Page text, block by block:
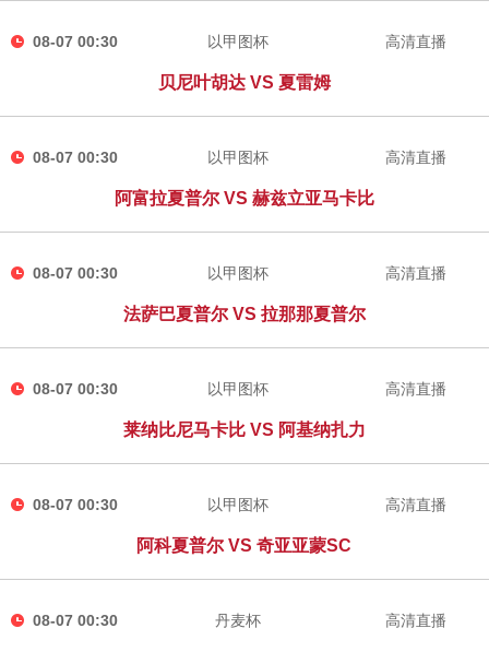
08-07 00:30 以甲图杯
贝尼叶胡达 VS 夏雷姆
高清直播
08-07 00:30 以甲图杯
阿富拉夏普尔 VS 赫兹立亚马卡比
高清直播
08-07 00:30 以甲图杯
法萨巴夏普尔 VS 拉那那夏普尔
高清直播
08-07 00:30 以甲图杯
莱纳比尼马卡比 VS 阿基纳扎力
高清直播
08-07 00:30 以甲图杯
阿科夏普尔 VS 奇亚亚蒙SC
高清直播
08-07 00:30 丹麦杯 高清直播